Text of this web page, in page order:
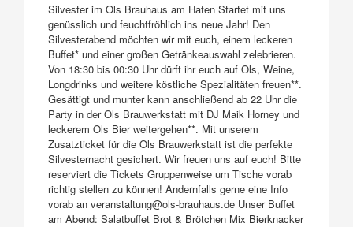
Silvester im Ols Brauhaus am Hafen Startet mit uns
genüsslich und feuchtfröhlich ins neue Jahr! Den
Silvesterabend möchten wir mit euch, einem leckeren
Buffet* und einer großen Getränkeauswahl zelebrieren.
Von 18:30 bis 00:30 Uhr dürft ihr euch auf Ols, Weine,
Longdrinks und weitere köstliche Spezialitäten freuen**.
Gesättigt und munter kann anschließend ab 22 Uhr die
Party in der Ols Brauwerkstatt mit DJ Maik Horney und
leckerem Ols Bier weitergehen**. Mit unserem
Zusatzticket für die Ols Brauwerkstatt ist die perfekte
Silvesternacht gesichert. Wir freuen uns auf euch! Bitte
reserviert die Tickets Gruppenweise um Tische vorab
richtig stellen zu können! Andernfalls gerne eine Info
vorab an veranstaltung@ols-brauhaus.de Unser Buffet
am Abend: Salatbuffet Brot & Brötchen Mix Bierknacker